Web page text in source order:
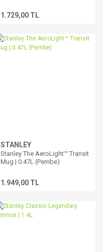
1.729,00 TL
STANLEY
Stanley The AeroLight™ Transit
Mug | 0.47L (Pembe)
1.949,00 TL